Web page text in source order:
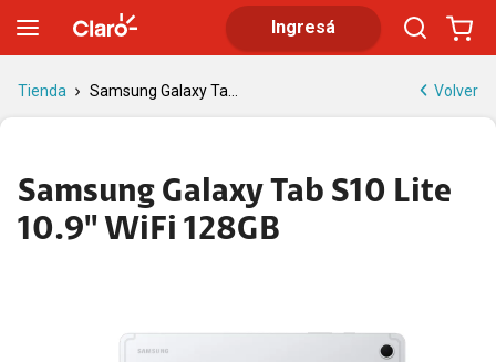
Ingresá
Tienda Samsung Galaxy Ta... Volver
Samsung Galaxy Tab S10 Lite
10.9'' WiFi 128GB
Galaxy Tab S10 Lite | Tablet liviana para estudiar y disfrutar